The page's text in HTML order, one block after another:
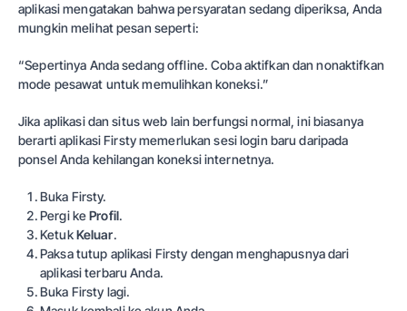
aplikasi mengatakan bahwa persyaratan sedang diperiksa, Anda
mungkin melihat pesan seperti:
“Sepertinya Anda sedang offline. Coba aktifkan dan nonaktifkan
mode pesawat untuk memulihkan koneksi.”
Jika aplikasi dan situs web lain berfungsi normal, ini biasanya
berarti aplikasi Firsty memerlukan sesi login baru daripada
ponsel Anda kehilangan koneksi internetnya.
Buka Firsty.
Pergi keProfil.
KetukKeluar.
Paksa tutup aplikasi Firsty dengan menghapusnya dari
aplikasi terbaru Anda.
Buka Firsty lagi.